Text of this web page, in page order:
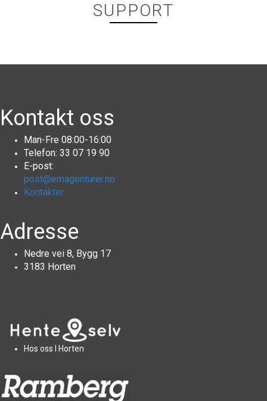
SUPPORT
Kontakt oss
Man-Fre 08:00-16:00
Telefon: 33 07 19 90
E-post:
post@emagenturer.no
Kontakter
Adresse
Nedre vei 8, Bygg 17
3183 Horten
Hos oss I Horten